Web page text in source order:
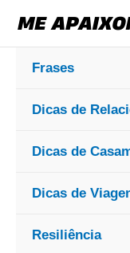
para
conteúdo
Frases
Dicas de
Dicas de
Dicas de
Resiliência